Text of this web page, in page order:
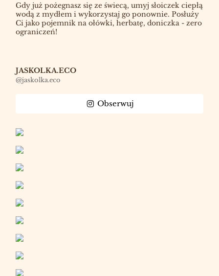
Gdy już pożegnasz się ze świecą, umyj słoiczek ciepłą
wodą z mydłem i wykorzystaj go ponownie. Posłuży
Ci jako pojemnik na ołówki, herbatę, doniczka - zero
ograniczeń!
JASKOLKA.ECO
@jaskolka.eco
Obserwuj